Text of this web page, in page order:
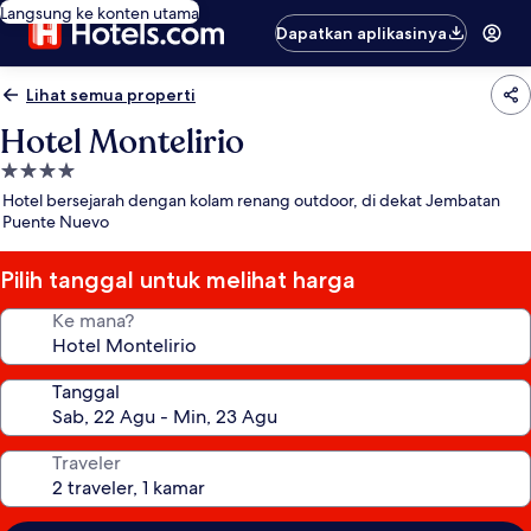
Langsung ke konten utama
Dapatkan aplikasinya
Lihat semua properti
Hotel Montelirio
Properti
bintang
4.0
Hotel bersejarah dengan kolam renang outdoor, di dekat Jembatan
Puente Nuevo
Pilih tanggal untuk melihat harga
Ke mana?
Tanggal
Traveler